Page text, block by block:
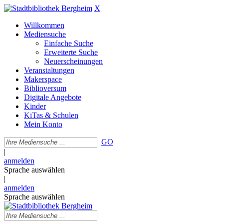
X
Willkommen
Mediensuche
Einfache Suche
Erweiterte Suche
Neuerscheinungen
Veranstaltungen
Makerspace
Biblioversum
Digitale Angebote
Kinder
KiTas & Schulen
Mein Konto
GO
|
anmelden
Sprache auswählen
|
anmelden
Sprache auswählen